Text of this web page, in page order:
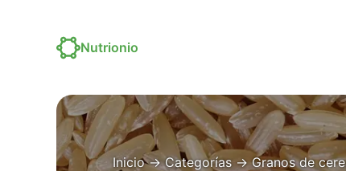
Nutrionio
Inicio→Categorías→Granos de